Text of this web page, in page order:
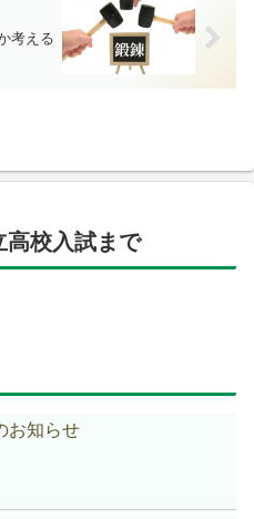
考える
高校入試まで
お知らせ